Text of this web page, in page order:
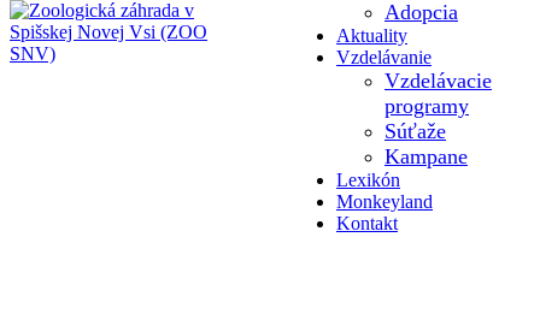
Adopcia
Aktuality
Vzdelávanie
Vzdelávacie
programy
Súťaže
Kampane
Lexikón
Monkeyland
Kontakt